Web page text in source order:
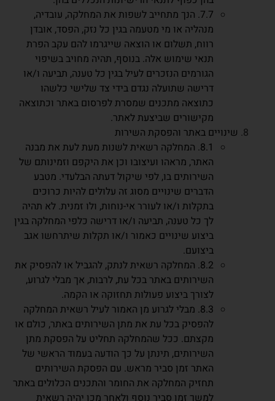
7.7. הנך מתחייב לשפות את המחלקה, עובדיה,
מנהליה או מי מטעמה בגין כל נזק, הפסד, אובדן
רווח, תשלום או הוצאה שייגרמו להם עקב הפרת
תנאי שימוש אלה. בנוסף, תהיה מחויב בשיפוי
הגורמים הנזכרים לעיל בגין כל טענה, תביעה ו/או
דרישה שתועלה נגדם בידי צד שלישי כלשהו
כתוצאה מתכנים שמסרת לפרסום באתר וכתוצאה
מקישורים שביצעת לאתר.
שינויים באתר והפסקת השירות
8.1. המחלקה רשאית לשנות מעת לעת את מבנה
האתר, מראהו ועיצובו וכן את היקפם וזמינותם של
השירותים בו, לפי שיקול דעתה הבלעדי. מטבע
הדברים שינויים מסוג זה עלולים להיות כרוכים
בתקלות ו/או לעורר אי-נוחות, ולו זמנית. לא תהיה
לך כל טענה, תביעה ו/או דרישה כלפי המחלקה בגין
ביצוע שינויים כאמור ו/או תקלות שיתרחשו אגב
ביצועם.
8.2. המחלקה רשאית לנתק, להגביל או להפסיק את
השירותים באתר בכל עת, לרבות, אך מבלי לגרוע,
לצורך ביצוע פעולות תחזוקה או הקמה.
8.3. מבלי לגרוע מן האמור לעיל רשאית המחלקה
להפסיק בכל עת את מתן השירותים באתר, כולם או
מקצתם. ככל שהמחלקה תחליט על הפסקת מתן
השירותים, תינתן על כך הודעה בעמוד הראשי של
האתר זמן סביר מראש. עם הפסקת השירותים
תחזיק המחלקה את החומר והתכנים הכלולים באתר
למשך זמן סביר נוסף ולאחר מכן יהיה רשאית